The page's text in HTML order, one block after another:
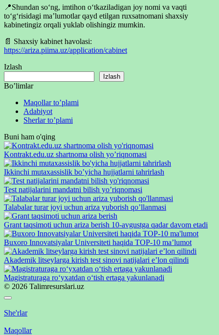
📍Shundan so‘ng, imtihon o‘tkaziladigan joy nomi va vaqti
to‘g‘risidagi ma’lumotlar qayd etilgan ruxsatnomani shaxsiy
kabinetingiz orqali yuklab olishingiz mumkin.
📄 Shaxsiy kabinet havolasi:
https://ariza.piima.uz/application/cabinet
Izlash
Izlash
Bo’limlar
Maqollar to’plami
Adabiyot
Sherlar to’plami
Buni ham o'qing
Kontrakt.edu.uz shartnoma olish yo’riqnomasi
Ikkinchi mutaxassislik bo’yicha hujjatlarni tahrirlash
Test natijalarini mandatni bilish yo’riqnomasi
Talabalar turar joyi uchun ariza yuborish qo’llanmasi
Grant taqsimoti uchun ariza berish 10-avgustga qadar davom etadi
Buxoro Innovatsiyalar Universiteti haqida TOP-10 ma’lumot
Akademik litseylarga kirish test sinovi natijalari e’lon qilindi
Magistraturaga ro‘yxatdan o‘tish ertaga yakunlanadi
© 2026 Talimresurslari.uz
She'rlar
Maqollar